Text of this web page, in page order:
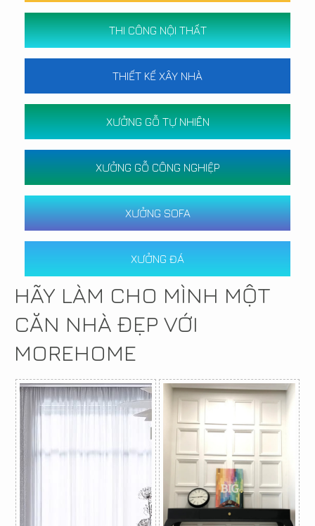
THI CÔNG NỘI THẤT
THIẾT KẾ XÂY NHÀ
XƯỞNG GỖ TỰ NHIÊN
XƯỞNG GỖ CÔNG NGHIỆP
XƯỞNG SOFA
XƯỞNG ĐÁ
HÃY LÀM CHO MÌNH MỘT
CĂN NHÀ ĐẸP VỚI
MOREHOME